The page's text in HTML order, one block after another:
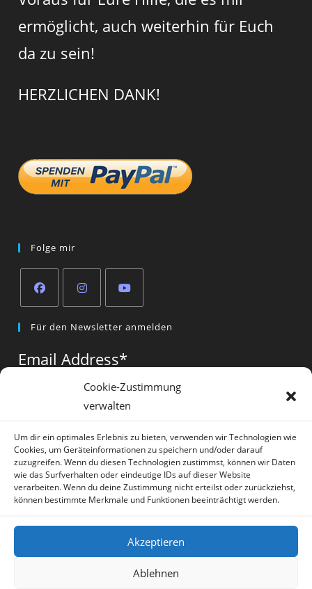
Cookie-Zustimmung
verwalten
Um dir ein optimales Erlebnis zu bieten, verwenden wir Technologien wie
Cookies, um Geräteinformationen zu speichern und/oder darauf
zuzugreifen. Wenn du diesen Technologien zustimmst, können wir Daten
wie das Surfverhalten oder eindeutige IDs auf dieser Website
verarbeiten. Wenn du deine Zustimmung nicht erteilst oder zurückziehst,
können bestimmte Merkmale und Funktionen beeinträchtigt werden.
Akzeptieren
Ablehnen
ermöglicht, auch weiterhin für Euch
da zu sein!
HERZLICHEN DANK!
Folge mir
in
new
in
new
in
new
tab
Für den Newsletter anmelden
Email Address*
Vorname*